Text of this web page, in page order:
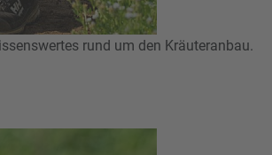
rund um den Kräuteranbau.